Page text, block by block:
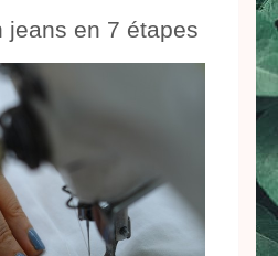
jeans en 7 étapes